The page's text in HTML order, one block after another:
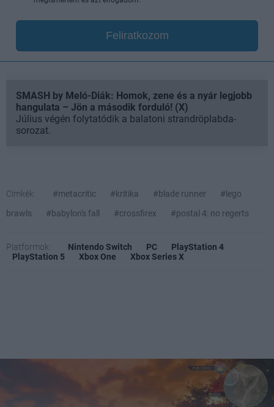
Feliratkozom
SMASH by Meló-Diák: Homok, zene és a nyár legjobb
hangulata – Jön a második forduló! (X)
Július végén folytatódik a balatoni strandröplabda-
sorozat.
Címkék: #metacritic #kritika #blade runner
#lego
brawls
#babylon's fall #crossfirex #postal 4: no regerts
Platformok: Nintendo Switch PC
PlayStation 4
PlayStation 5
Xbox One Xbox Series X